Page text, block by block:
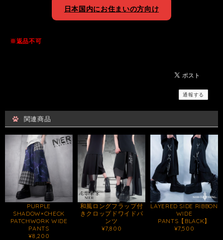
日本国内にお住まいの方向け
※返品不可
通報する
関連商品
PURPLE
SHADOW×CHECK
PATCHWORK WIDE
PANTS
¥8,200
和風ロングフラップ付
きクロップドワイドパ
ンツ
¥7,800
LAYERED SIDE RIBBON
WIDE
PANTS【BLACK】
¥7,500